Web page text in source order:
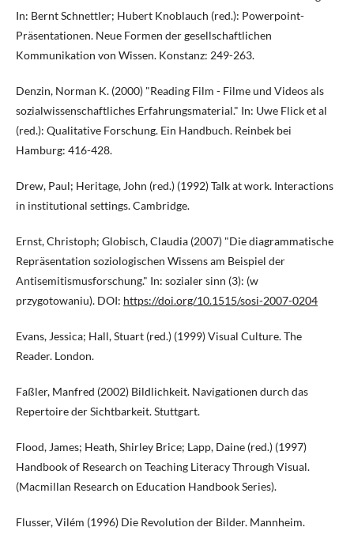
In: Bernt Schnettler; Hubert Knoblauch (red.): Powerpoint-
Präsentationen. Neue Formen der gesellschaftlichen
Kommunikation von Wissen. Konstanz: 249-263.
Denzin, Norman K. (2000) "Reading Film - Filme und Videos als
sozialwissenschaftliches Erfahrungsmaterial." In: Uwe Flick et al
(red.): Qualitative Forschung. Ein Handbuch. Reinbek bei
Hamburg: 416-428.
Drew, Paul; Heritage, John (red.) (1992) Talk at work. Interactions
in institutional settings. Cambridge.
Ernst, Christoph; Globisch, Claudia (2007) "Die diagrammatische
Repräsentation soziologischen Wissens am Beispiel der
Antisemitismusforschung." In: sozialer sinn (3): (w
przygotowaniu). DOI: https://doi.org/10.1515/sosi-2007-0204
Evans, Jessica; Hall, Stuart (red.) (1999) Visual Culture. The
Reader. London.
Faßler, Manfred (2002) Bildlichkeit. Navigationen durch das
Repertoire der Sichtbarkeit. Stuttgart.
Flood, James; Heath, Shirley Brice; Lapp, Daine (red.) (1997)
Handbook of Research on Teaching Literacy Through Visual.
(Macmillan Research on Education Handbook Series).
Flusser, Vilém (1996) Die Revolution der Bilder. Mannheim.